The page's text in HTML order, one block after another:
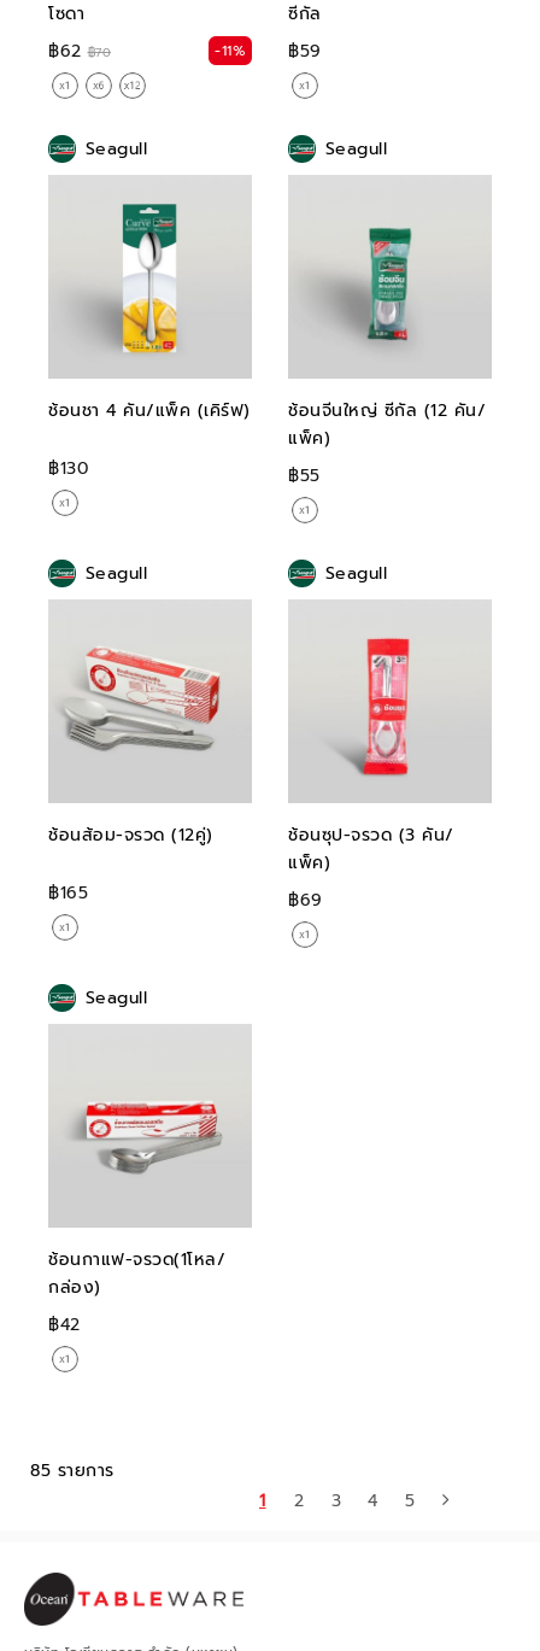
โซดา
฿62 ฿70 -11%
ซีกัล
฿59
Seagull
ช้อนชา 4 คัน/แพ็ค (เคิร์ฟ)
฿130
Seagull
ช้อนจีนใหญ่ ซีกัล (12 คัน/
แพ็ค)
฿55
Seagull
ช้อนส้อม-จรวด (12คู่)
฿165
Seagull
ช้อนซุป-จรวด (3 คัน/
แพ็ค)
฿69
Seagull
ช้อนกาแฟ-จรวด(1โหล/
กล่อง)
฿42
85 รายการ
1
2 3 4 5